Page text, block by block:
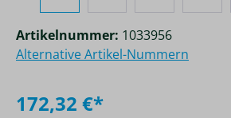
172,32 €*
Artikelnummer: 1033956
Alternative Artikel-Nummern